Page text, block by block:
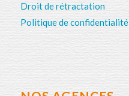
Droit de rétractation
Politique de confidentialité